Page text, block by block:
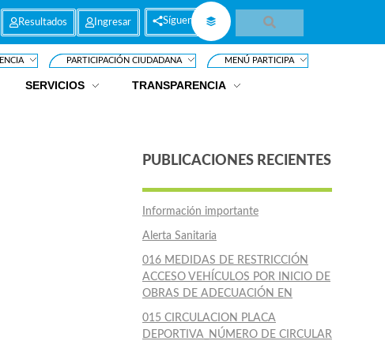
Resultados Ingresar Síguenos
PARTICIPACIÓN CIUDADANA MENÚ PARTICIPA
SERVICIOS TRANSPARENCIA
PUBLICACIONES RECIENTES
Información importante
Alerta Sanitaria
016 MEDIDAS DE RESTRICCIÓN
ACCESO VEHÍCULOS POR INICIO DE
OBRAS DE ADECUACIÓN EN
015 CIRCULACION PLACA
DEPORTIVA_NÚMERO DE CIRCULAR